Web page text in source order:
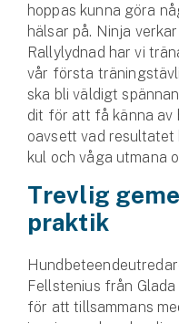
hoppas kunna göra
hälsar på. Ninja
Rallylydnad har vi
vår första
ska bli väldigt
dit för att få känna av
oavsett vad
kul och våga utmana
Trevlig
praktik
Fellstenius från
för att tillsammans